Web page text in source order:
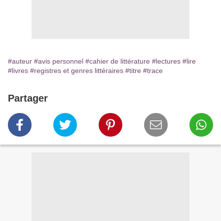
#auteur #avis personnel #cahier de littérature #lectures #lire
#livres #registres et genres littéraires #titre #trace
Partager